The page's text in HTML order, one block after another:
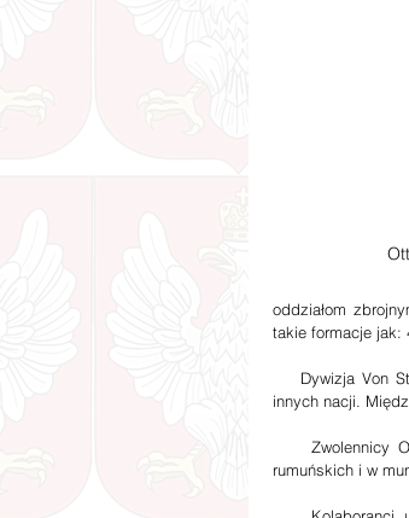
oddziałom
takie formacje jak:
Dywizja Von
innych nacji.
Zwolennicy
rumuńskich i w